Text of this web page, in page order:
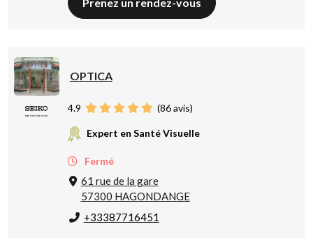
Prenez un rendez-vous
OPTICA
4.9 (86avis)
Expert en Santé Visuelle
Fermé
61 rue de la gare
57300 HAGONDANGE
+33387716451